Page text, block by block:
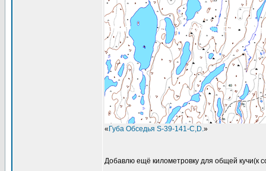
« Губа Обседья S-39-141-C,D.»
Добавлю ещё километровку для общей кучи(к